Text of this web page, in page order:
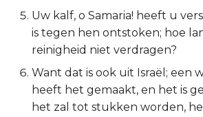
Filipenzen
Kolossenzen
1 Thessalonicenzen
Uw kalf, o Samaria! heeft u
is tegen hen ontstoken; hoe
reinigheid niet verdragen?
Want dat is ook uit Israël; een
heeft het gemaakt, en het is
het zal tot stukken worden,